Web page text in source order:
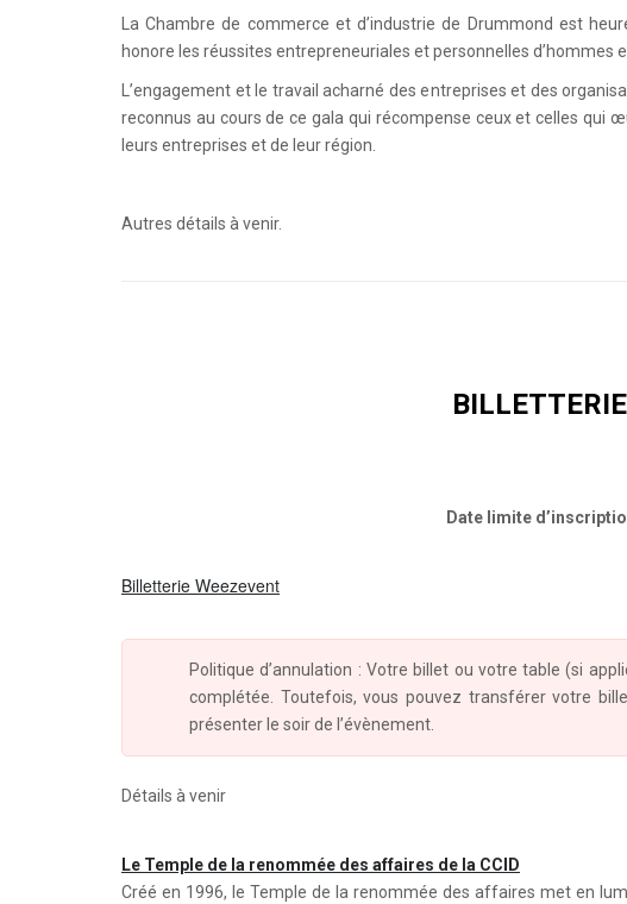
La Chambre de commerce et d’industrie de Drummond est
honore les réussites entrepreneuriales et personnelles d’hommes
L’engagement et le travail acharné des entreprises et des
reconnus au cours de ce gala qui récompense ceux et celles
leurs entreprises et de leur région.
Autres détails à venir.
Date limite
Billetterie Weezevent
Politique d’annulation : Votre billet ou votre table (si
complétée. Toutefois, vous pouvez transférer votre
présenter le soir de l’évènement.
Détails à venir
Le Temple de la renommée des affaires de la CCID
Créé en 1996, le Temple de la renommée des affaires met en